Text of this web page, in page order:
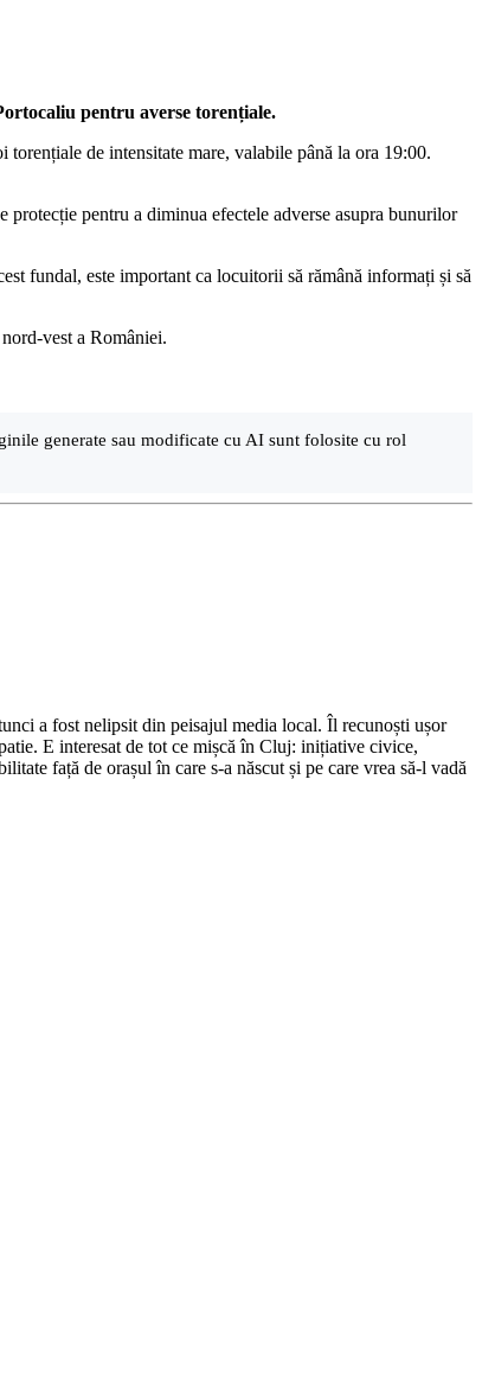
pentru averse torențiale.
de intensitate mare, valabile până la ora 19:00.
pentru a diminua efectele adverse asupra bunurilor
fundal, este important ca locuitorii să rămână informați și să
vest a României.
generate sau modificate cu AI sunt folosite cu rol
a fost nelipsit din peisajul media local. Îl recunoști ușor
E interesat de tot ce mișcă în Cluj: inițiative civice,
față de orașul în care s-a născut și pe care vrea să-l vadă